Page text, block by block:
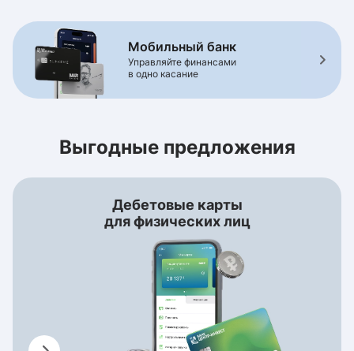
Мобильный банк
Управляйте финансами
в одно касание
Выгодные предложения
Дебетовые карты
для физических лиц